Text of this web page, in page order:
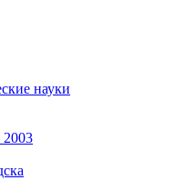
науки